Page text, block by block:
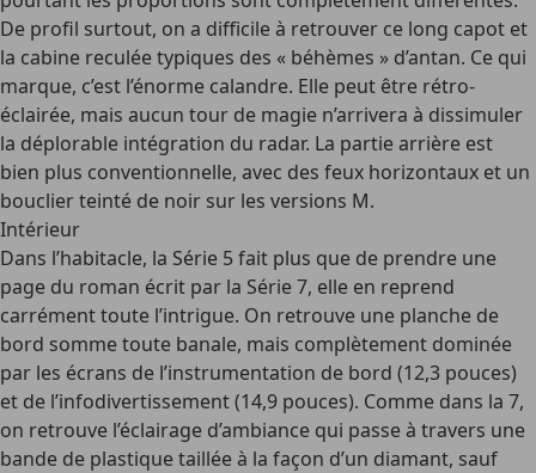
De profil surtout, on a difficile à retrouver ce long capot et
la cabine reculée typiques des « béhèmes » d’antan. Ce qui
marque, c’est l’énorme calandre. Elle peut être rétro-
éclairée, mais aucun tour de magie n’arrivera à dissimuler
la déplorable intégration du radar. La partie arrière est
bien plus conventionnelle, avec des feux horizontaux et un
bouclier teinté de noir sur les versions M.
Intérieur
Dans l’habitacle, la Série 5 fait plus que de prendre une
page du roman écrit par la Série 7, elle en reprend
carrément toute l’intrigue. On retrouve une planche de
bord somme toute banale, mais complètement dominée
par les écrans de l’instrumentation de bord (12,3 pouces)
et de l’infodivertissement (14,9 pouces). Comme dans la 7,
on retrouve l’éclairage d’ambiance qui passe à travers une
bande de plastique taillée à la façon d’un diamant, sauf